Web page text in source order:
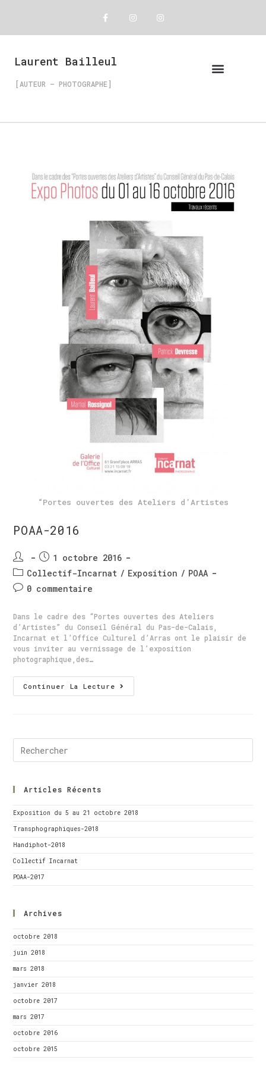
Laurent Bailleul
[AUTEUR – PHOTOGRAPHE]
“Portes ouvertes des Ateliers d’Artistes
POAA-2016
1 octobre 2016
Collectif-Incarnat / Exposition / POAA
0 commentaire
Dans le cadre des “Portes ouvertes des Ateliers
d’Artistes” du Conseil Général du Pas-de-Calais,
Incarnat et l’Office Culturel d’Arras ont le plaisir de
vous inviter au vernissage de l’exposition
photographique,des…
Continuer La Lecture
Articles Récents
Exposition du 5 au 21 octobre 2018
Transphographiques-2018
Handiphot-2018
Collectif Incarnat
POAA-2017
Archives
octobre 2018
juin 2018
mars 2018
janvier 2018
octobre 2017
mars 2017
octobre 2016
octobre 2015